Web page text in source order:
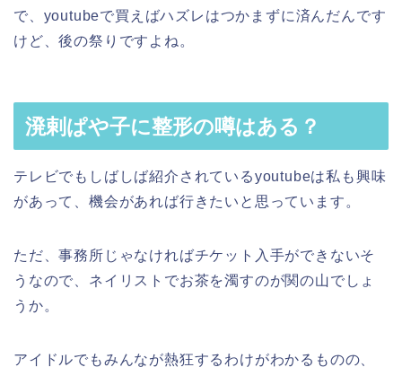
で、youtubeで買えばハズレはつかまずに済んだんです
けど、後の祭りですよね。
溌剌ぱや子に整形の噂はある？
テレビでもしばしば紹介されているyoutubeは私も興味
があって、機会があれば行きたいと思っています。
ただ、事務所じゃなければチケット入手ができないそ
うなので、ネイリストでお茶を濁すのが関の山でしょ
うか。
アイドルでもみんなが熱狂するわけがわかるものの、